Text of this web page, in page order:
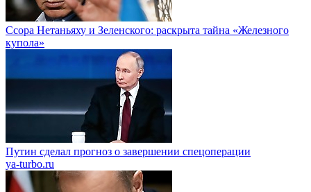
Ссора Нетаньяху и Зеленского: раскрыта тайна «Железного
купола»
Путин сделал прогноз о завершении спецоперации
ya-turbo.ru